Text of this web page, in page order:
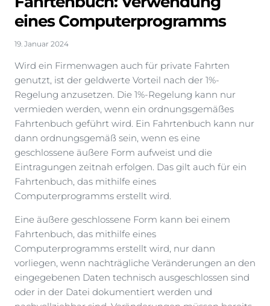
eines Computerprogramms
19. Januar 2024
Wird ein Firmenwagen auch für private Fahrten
genutzt, ist der geldwerte Vorteil nach der 1%-
Regelung anzusetzen. Die 1%-Regelung kann nur
vermieden werden, wenn ein ordnungsgemäßes
Fahrtenbuch geführt wird. Ein Fahrtenbuch kann nur
dann ordnungsgemäß sein, wenn es eine
geschlossene äußere Form aufweist und die
Eintragungen zeitnah erfolgen. Das gilt auch für ein
Fahrtenbuch, das mithilfe eines
Computerprogramms erstellt wird.
Eine äußere geschlossene Form kann bei einem
Fahrtenbuch, das mithilfe eines
Computerprogramms erstellt wird, nur dann
vorliegen, wenn nachträgliche Veränderungen an den
eingegebenen Daten technisch ausgeschlossen sind
oder in der Datei dokumentiert werden und